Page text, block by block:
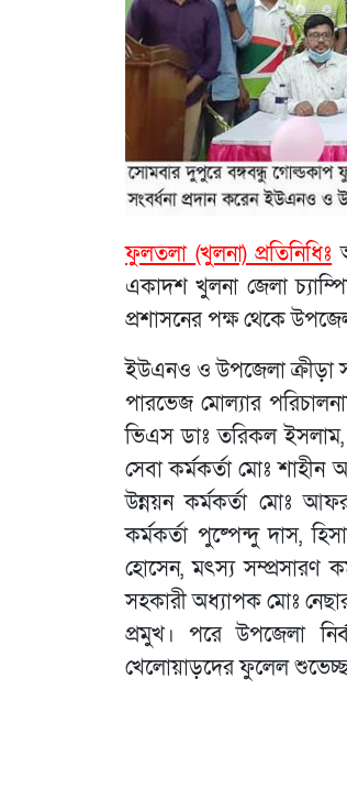
ফুলতলা (খুলনা) প্রতিনিধিঃ
একাদশ খুলনা জেলা
প্রশাসনের পক্ষ থেকে
ইউএনও ও উপজেলা ক্রীড়া
পারভেজ মোল্যার
ভিএস ডাঃ তরিকল
সেবা কর্মকর্তা মোঃ
উন্নয়ন কর্মকর্তা মোঃ
কর্মকর্তা পুষ্পেন্দু দাস,
হোসেন, মৎস্য সম্প্রসারণ
সহকারী অধ্যাপক মোঃ
প্রমুখ। পরে উপজেলা
খেলোয়াড়দের ফুলেল